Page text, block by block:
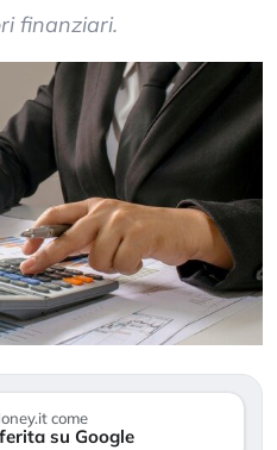
finanziari.
come
su Google